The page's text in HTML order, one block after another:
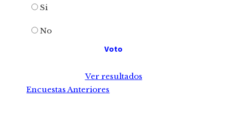
Si
No
Ver resultados
Encuestas Anteriores